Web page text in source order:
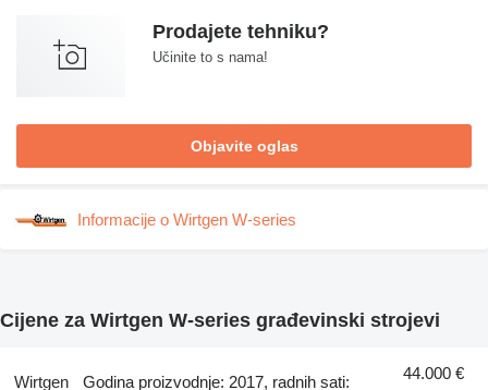
Prodajete tehniku?
Učinite to s nama!
Objavite oglas
Informacije o Wirtgen W-series
Cijene za Wirtgen W-series građevinski strojevi
Wirtgen
Godina proizvodnje: 2017, radnih sati:
44.000 €